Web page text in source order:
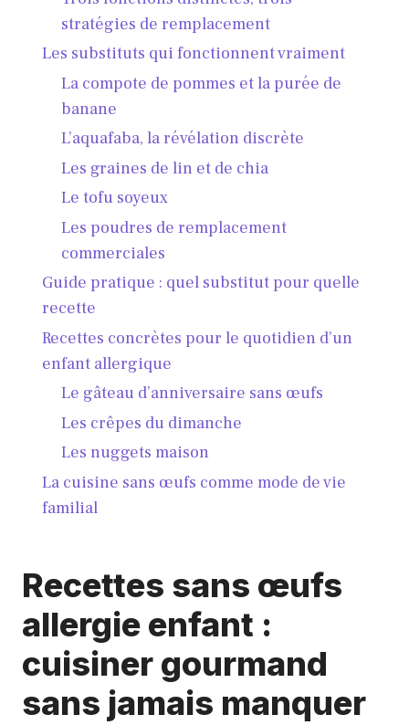
stratégies de remplacement
Les substituts qui fonctionnent vraiment
La compote de pommes et la purée de
banane
L’aquafaba, la révélation discrète
Les graines de lin et de chia
Le tofu soyeux
Les poudres de remplacement
commerciales
Guide pratique : quel substitut pour quelle
recette
Recettes concrètes pour le quotidien d’un
enfant allergique
Le gâteau d’anniversaire sans œufs
Les crêpes du dimanche
Les nuggets maison
La cuisine sans œufs comme mode de vie
familial
Recettes sans œufs
allergie enfant :
cuisiner gourmand
sans jamais manquer